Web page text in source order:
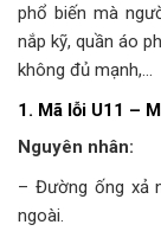
phổ biến mà
nắp kỹ, quần áo
không đủ mạnh,…
1. Mã lỗi U11 –
Nguyên nhân:
– Đường ống xả
ngoài.